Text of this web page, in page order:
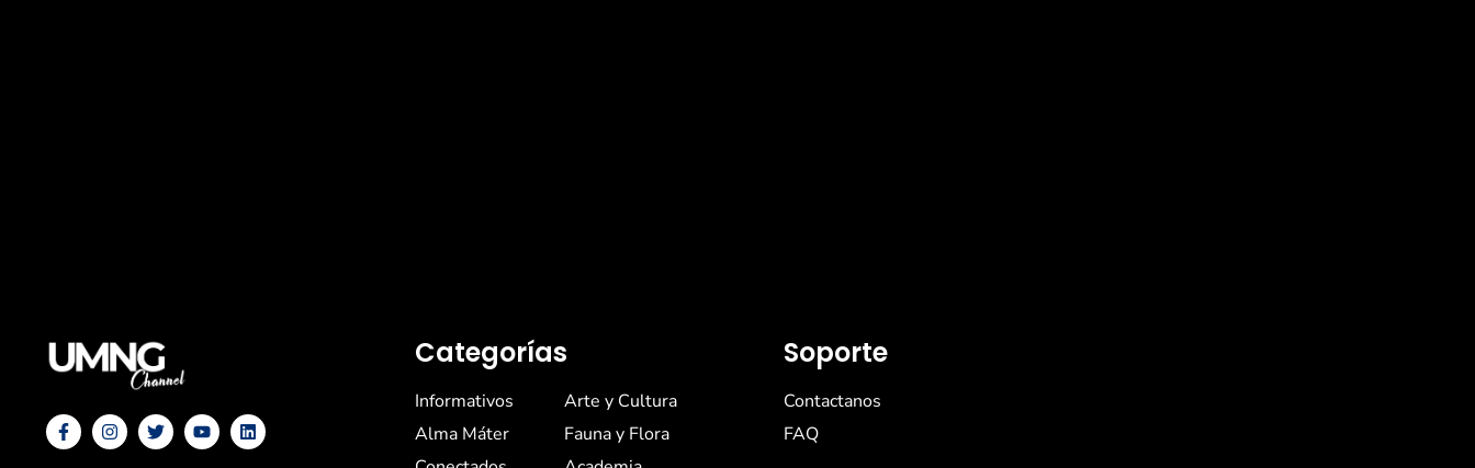
Categorías
Informativos
Alma Máter
Arte y Cultura
Fauna y Flora
Soporte
Contactanos
FAQ